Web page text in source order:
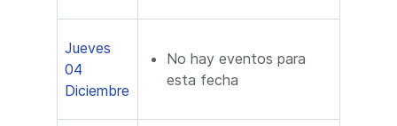
Jueves
04
Diciembre
No hay eventos para
esta fecha